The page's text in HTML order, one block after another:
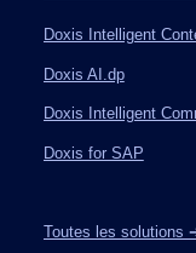
Doxis Intelligent
Doxis AI.dp
Doxis Intelligent
Doxis for SAP
Toutes les solutions